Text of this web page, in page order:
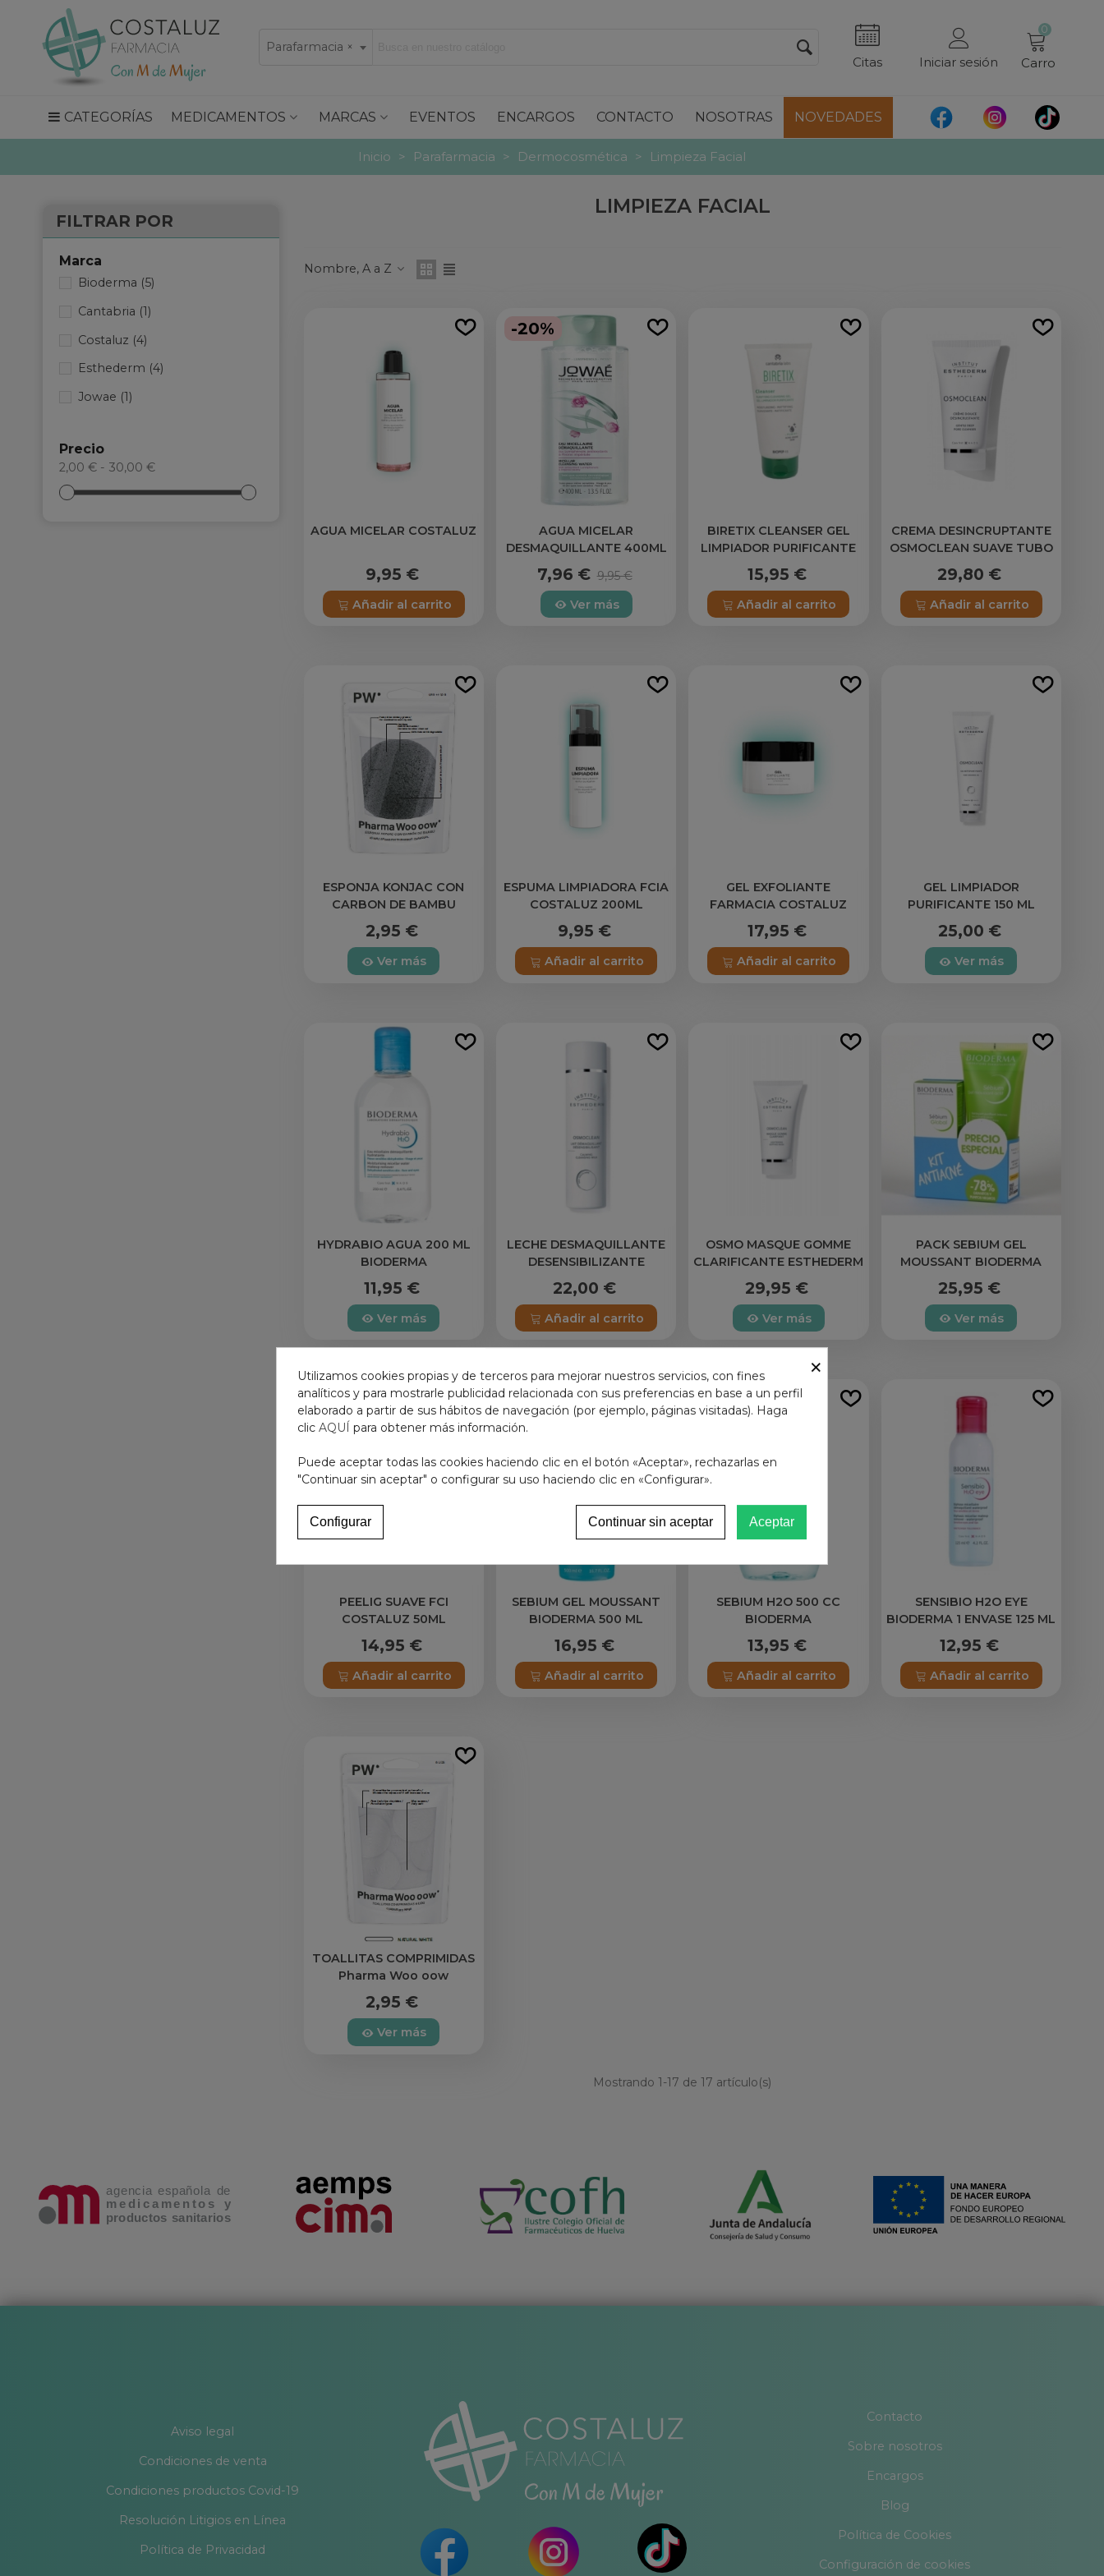
×
Parafarmacia
Citas Iniciar sesión
0
Carro
CATEGORÍAS MEDICAMENTOS MARCAS EVENTOS ENCARGOS CONTACTO NOSOTRAS NOVEDADES
Inicio > Parafarmacia > Dermocosmética > Limpieza Facial
FILTRAR POR
Marca
Bioderma (5)
Cantabria (1)
Costaluz (4)
Esthederm (4)
Jowae (1)
Precio
2,00 € - 30,00 €
LIMPIEZA FACIAL
Nombre, A a Z
AGUA MICELAR COSTALUZ
9,95 €
Añadir al carrito
-20%
AGUA MICELAR
DESMAQUILLANTE 400ML
JOWAE
7,96 € 9,95 €
Ver más
BIRETIX CLEANSER GEL
LIMPIADOR PURIFICANTE
150 ML
15,95 €
Añadir al carrito
CREMA DESINCRUPTANTE
OSMOCLEAN SUAVE TUBO
75ML ESTHEDERM
29,80 €
Añadir al carrito
ESPONJA KONJAC CON
CARBON DE BAMBU
Pharma Woo oow
2,95 €
Ver más
ESPUMA LIMPIADORA FCIA
COSTALUZ 200ML
9,95 €
Añadir al carrito
GEL EXFOLIANTE
FARMACIA COSTALUZ
17,95 €
Añadir al carrito
GEL LIMPIADOR
PURIFICANTE 150 ML
ESTHEDERM
25,00 €
Ver más
HYDRABIO AGUA 200 ML
BIODERMA
11,95 €
Ver más
LECHE DESMAQUILLANTE
DESENSIBILIZANTE
ESTHEDERM
22,00 €
Añadir al carrito
OSMO MASQUE GOMME
CLARIFICANTE ESTHEDERM
29,95 €
Ver más
PACK SEBIUM GEL
MOUSSANT BIODERMA
25,95 €
Ver más
PEELIG SUAVE FCI
COSTALUZ 50ML
14,95 €
Añadir al carrito
SEBIUM GEL MOUSSANT
BIODERMA 500 ML
16,95 €
Añadir al carrito
SEBIUM H2O 500 CC
BIODERMA
13,95 €
Añadir al carrito
SENSIBIO H2O EYE
BIODERMA 1 ENVASE 125 ML
12,95 €
Añadir al carrito
TOALLITAS COMPRIMIDAS
Pharma Woo oow
2,95 €
Ver más
Mostrando1-17 de 17 artículo(s)
Aviso legal
Condiciones de venta
Condiciones productos Covid-19
Resolución Litigios en Línea
Política de Privacidad
Contacto
Sobre nosotros
Encargos
Blog
Política de Cookies
Configuración de cookies
×
Utilizamos cookies propias y de terceros para mejorar nuestros servicios, con fines
analíticos y para mostrarle publicidad relacionada con sus preferencias en base a un perfil
elaborado a partir de sus hábitos de navegación (por ejemplo, páginas visitadas). Haga
clic AQUÍ para obtener más información.
Puede aceptar todas las cookies haciendo clic en el botón «Aceptar», rechazarlas en
"Continuar sin aceptar" o configurar su uso haciendo clic en «Configurar».
Aceptar
Continuar sin aceptar
Configurar